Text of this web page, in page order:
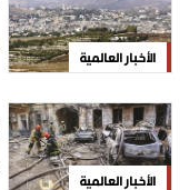
الأخبار العالمية
الأخبار العالمية